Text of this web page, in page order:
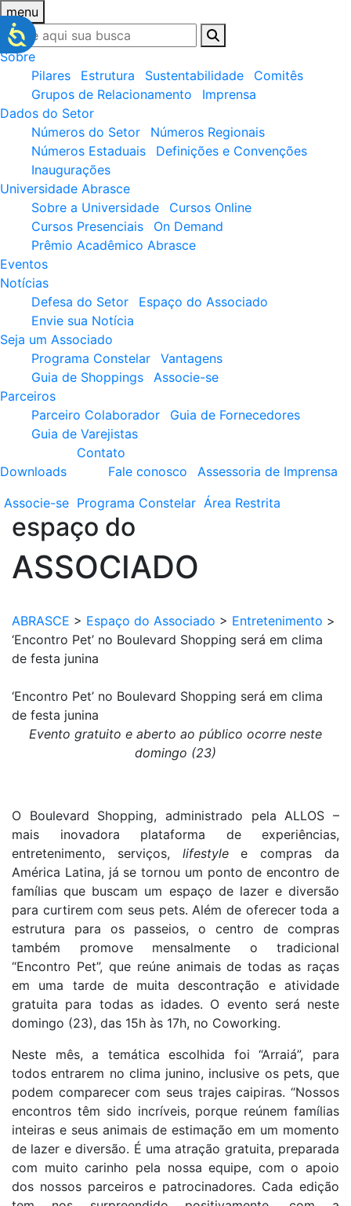
menu
Sobre
Pilares
Estrutura Sustentabilidade
Comitês
Grupos de Relacionamento
Imprensa
Dados do Setor
Números do Setor
Números Regionais
Números Estaduais
Definições e Convenções
Inaugurações
Universidade Abrasce
Sobre a Universidade
Cursos Online
Cursos Presenciais
On Demand
Prêmio Acadêmico Abrasce
Eventos
Notícias
Defesa do Setor
Espaço do Associado
Envie sua Notícia
Seja um Associado
Programa Constelar
Vantagens
Guia de Shoppings
Associe-se
Parceiros
Parceiro Colaborador
Guia de Fornecedores
Guia de Varejistas
Downloads
Contato
Fale conosco
Assessoria de Imprensa
Associe-se Programa Constelar Área Restrita
espaço do
ASSOCIADO
ABRASCE > Espaço do Associado > Entretenimento >
‘Encontro Pet’ no Boulevard Shopping será em clima
de festa junina
‘Encontro Pet’ no Boulevard Shopping será em clima
de festa junina
Evento gratuito e aberto ao público ocorre neste
domingo (23)
O Boulevard Shopping, administrado pela ALLOS –
mais inovadora plataforma de experiências,
entretenimento, serviços, lifestylee compras da
América Latina, já se tornou um ponto de encontro de
famílias que buscam um espaço de lazer e diversão
para curtirem com seus pets. Além de oferecer toda a
estrutura para os passeios, o centro de compras
também promove mensalmente o tradicional
“Encontro Pet”, que reúne animais de todas as raças
em uma tarde de muita descontração e atividade
gratuita para todas as idades. O evento será neste
domingo (23), das 15h às 17h, no Coworking.
Neste mês, a temática escolhida foi “Arraiá”, para
todos entrarem no clima junino, inclusive os pets, que
podem comparecer com seus trajes caipiras. “Nossos
encontros têm sido incríveis, porque reúnem famílias
inteiras e seus animais de estimação em um momento
de lazer e diversão. É uma atração gratuita, preparada
com muito carinho pela nossa equipe, com o apoio
dos nossos parceiros e patrocinadores. Cada edição